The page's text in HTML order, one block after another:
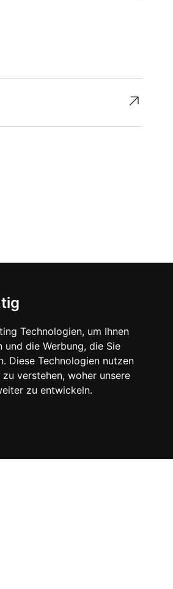
Technologien, um Ihnen
die Werbung, die Sie
Diese Technologien nutzen
verstehen, woher unsere
zu entwickeln.
↗︎